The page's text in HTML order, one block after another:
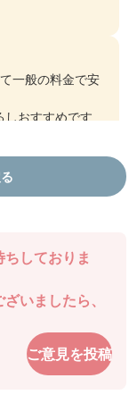
一般の料金で安
しおすすめです
す。
ル高松
しておりま
いましたら、
ご意見を投稿